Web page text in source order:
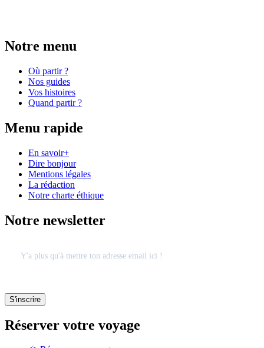
Notre menu
Où partir ?
Nos guides
Vos histoires
Quand partir ?
Menu rapide
En savoir+
Dire bonjour
Mentions légales
La rédaction
Notre charte éthique
Notre newsletter
Réserver votre voyage